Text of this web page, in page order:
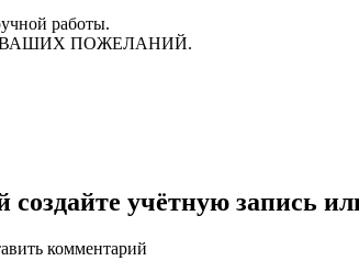
работы.
ВАШИХ ПОЖЕЛАНИЙ.
учётную запись
комментарий